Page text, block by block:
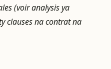
(voir analysis ya
clauses na contrat na